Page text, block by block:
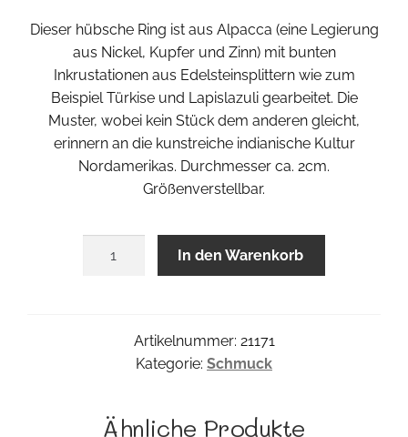
Dieser hübsche Ring ist aus Alpacca (eine Legierung
aus Nickel, Kupfer und Zinn) mit bunten
Inkrustationen aus Edelsteinsplittern wie zum
Beispiel Türkise und Lapislazuli gearbeitet. Die
Muster, wobei kein Stück dem anderen gleicht,
erinnern an die kunstreiche indianische Kultur
Nordamerikas. Durchmesser ca. 2cm.
Größenverstellbar.
In den Warenkorb
Artikelnummer: 21171
Kategorie: Schmuck
Ähnliche Produkte